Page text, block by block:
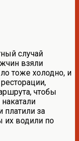
случай
взяли
тоже холодно, и
чтобы
платили за
их водили по